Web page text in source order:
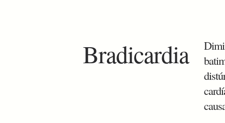
Bradicardia